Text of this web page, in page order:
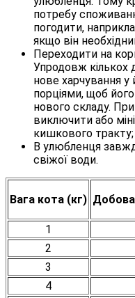
потребу
погодити,
якщо він
Переходити на
Упродовж кількох
нове харчування
порціями, щоб
нового складу.
виключити або
кишкового тракту;
В улюбленця
свіжої води.
Вага кота (кг)
1
2
3
4